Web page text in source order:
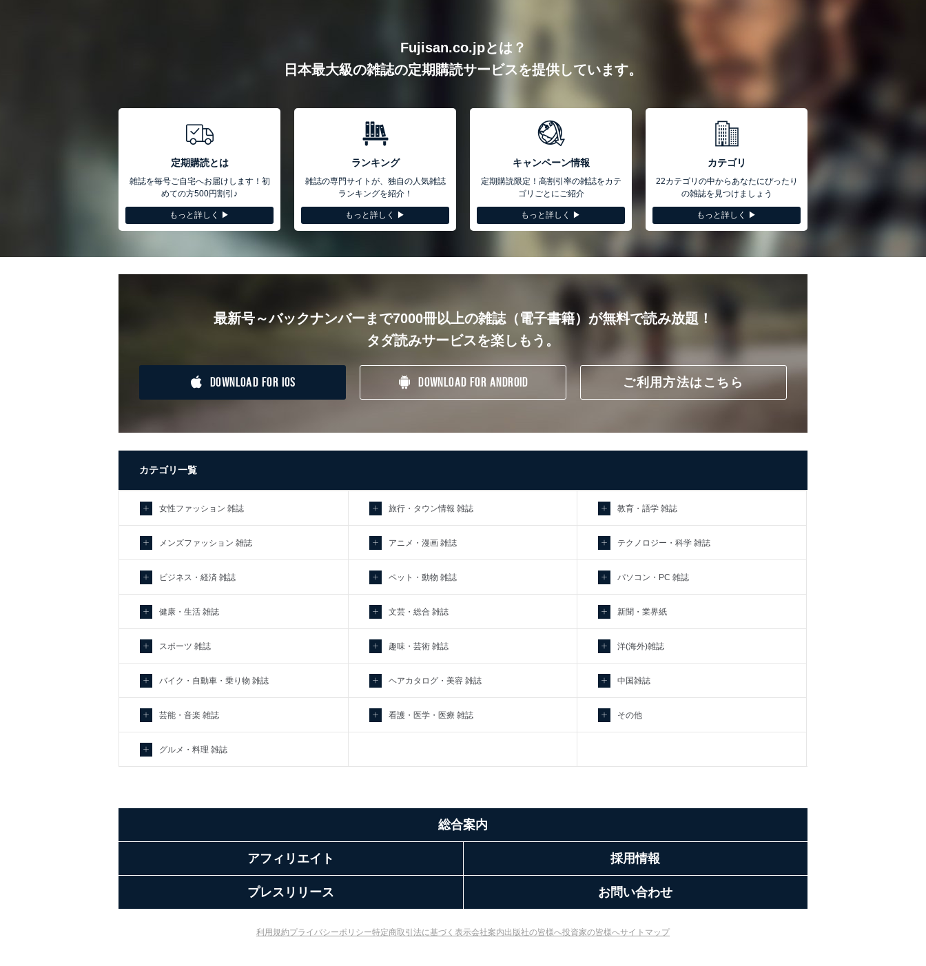
Fujisan.co.jpとは？
日本最大級の雑誌の定期購読サービスを提供しています。
定期購読とは
雑誌を毎号ご自宅へお届けします！初
めての方500円割引♪
もっと詳しく ▶︎
ランキング
雑誌の専門サイトが、独自の人気雑誌
ランキングを紹介！
もっと詳しく ▶︎
キャンペーン情報
定期購読限定！高割引率の雑誌をカテ
ゴリごとにご紹介
もっと詳しく ▶︎
カテゴリ
22カテゴリの中からあなたにぴったり
の雑誌を見つけましょう
もっと詳しく ▶︎
最新号～バックナンバーまで7000冊以上の雑誌（電子書籍）が無料で読み放題！
タダ読みサービスを楽しもう。
DOWNLOAD FOR IOS DOWNLOAD FOR ANDROID ご利用方法はこちら
カテゴリ一覧
女性ファッション 雑誌
メンズファッション 雑誌
ビジネス・経済 雑誌
健康・生活 雑誌
スポーツ 雑誌
バイク・自動車・乗り物 雑誌
芸能・音楽 雑誌
グルメ・料理 雑誌
旅行・タウン情報 雑誌
アニメ・漫画 雑誌
ペット・動物 雑誌
文芸・総合 雑誌
趣味・芸術 雑誌
ヘアカタログ・美容 雑誌
看護・医学・医療 雑誌
教育・語学 雑誌
テクノロジー・科学 雑誌
パソコン・PC 雑誌
新聞・業界紙
洋(海外)雑誌
中国雑誌
その他
総合案内
アフィリエイト 採用情報
プレスリリース お問い合わせ
利用規約プライバシーポリシー特定商取引法に基づく表示会社案内出版社の皆様へ投資家の皆様へサイトマップ